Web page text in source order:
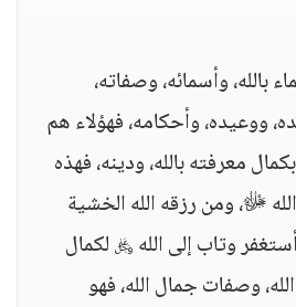
بالله، وأسمائه، وصفاته،
ووعيده، وأحكامه، فهؤلاء هم
معرفته بالله، ودينه، فهذه
ﷻ، ومن رزقه الله الخشية
وتاب إلى الله ﷿ لكمال
وصفات جمال الله، فهو